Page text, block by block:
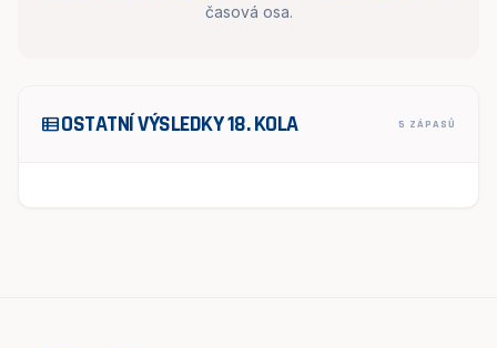
časová osa.
view_listOSTATNÍ VÝSLEDKY 18. KOLA 5 ZÁPASŮ